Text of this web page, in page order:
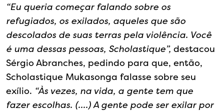
“Eu queria começar falando sobre os
refugiados, os exilados, aqueles que são
descolados de suas terras pela violência. Você
é uma dessas pessoas, Scholastique”, destacou
Sérgio Abranches, pedindo para que, então,
Scholastique Mukasonga falasse sobre seu
exílio. “Às vezes, na vida, a gente tem que
fazer escolhas. (….) A gente pode ser exilar por